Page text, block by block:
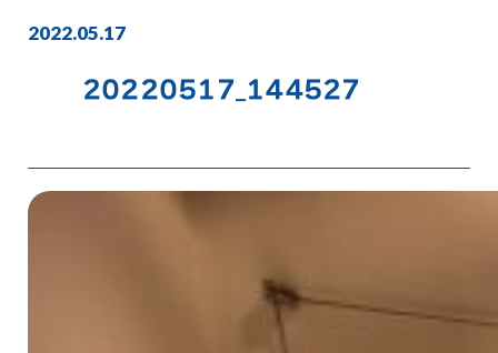
20220517_144527
2022.05.17